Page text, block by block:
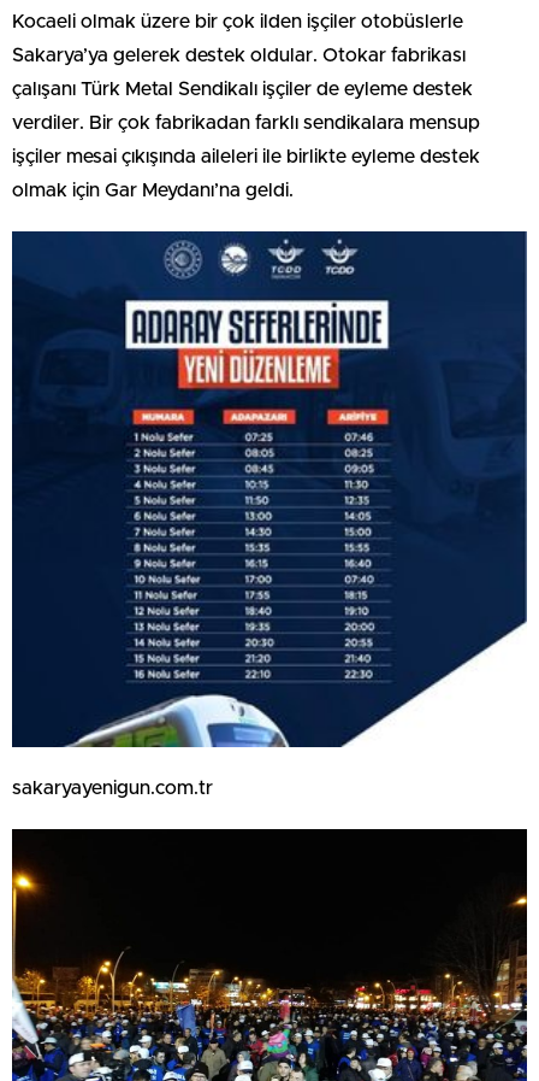
Kocaeli olmak üzere bir çok ilden işçiler otobüslerle
Sakarya’ya gelerek destek oldular. Otokar fabrikası
çalışanı Türk Metal Sendikalı işçiler de eyleme destek
verdiler. Bir çok fabrikadan farklı sendikalara mensup
işçiler mesai çıkışında aileleri ile birlikte eyleme destek
olmak için Gar Meydanı’na geldi.
sakaryayenigun.com.tr